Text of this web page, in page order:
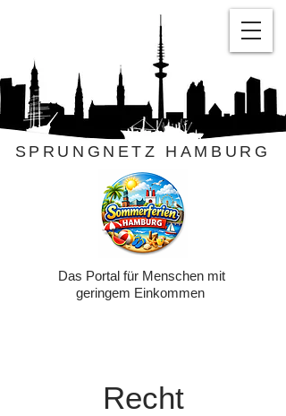
SPRUNGNETZ HAMBURG
Das Portal für Menschen mit
geringem Einkommen
Recht